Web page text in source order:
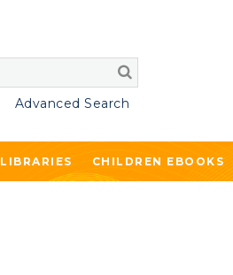
Advanced Search
LIBRARIES CHILDREN EBOOKS